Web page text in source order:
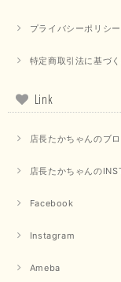
プライバシーポリシー
特定商取引法に基づ
Link
店長たかちゃんのブ
店長たかちゃんの
Facebook
Instagram
Ameba